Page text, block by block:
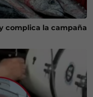
complica la campaña